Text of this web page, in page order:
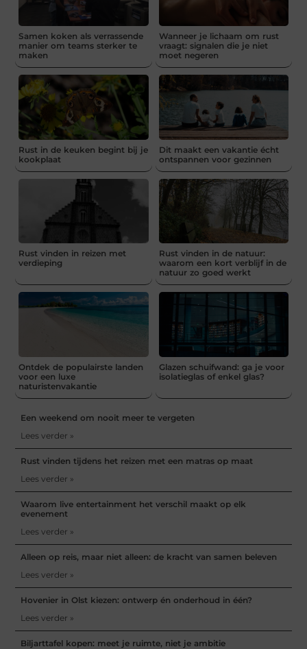
Samen koken als verrassende
manier om teams sterker te
maken
Wanneer je lichaam om rust
vraagt: signalen die je niet
moet negeren
Rust in de keuken begint bij je
kookplaat
Dit maakt een vakantie écht
ontspannen voor gezinnen
Rust vinden in reizen met
verdieping
Rust vinden in de natuur:
waarom een kort verblijf in de
natuur zo goed werkt
Ontdek de populairste landen
voor een luxe
naturistenvakantie
Glazen schuifwand: ga je voor
isolatieglas of enkel glas?
Een weekend om nooit meer te vergeten
Lees verder »
Rust vinden tijdens het reizen met een matras op maat
Lees verder »
Waarom live entertainment het verschil maakt op elk
evenement
Lees verder »
Alleen op reis, maar niet alleen: de kracht van samen beleven
Lees verder »
Hovenier in Olst kiezen: ontwerp én onderhoud in één?
Lees verder »
Biljarttafel kopen: meet je ruimte, niet je ambitie